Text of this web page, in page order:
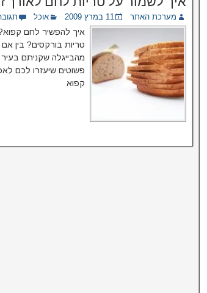
מערכת האתר 11 במרץ 2009 אוכל
איך להפשיר לחם
טריות בורקסים? בין
מהבייגלה שקניתם
פשוטים שיעזרו לכם
קפוא